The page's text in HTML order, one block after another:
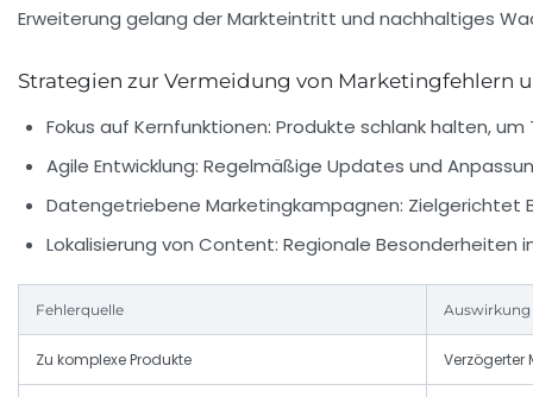
Erweiterung gelang der Markteintritt und nachhaltiges
Strategien zur Vermeidung von
Fokus auf Kernfunktionen: Produkte schlank halten,
Agile Entwicklung: Regelmäßige Updates und
Datengetriebene Marketingkampagnen: Zielgerichtet
Lokalisierung von Content: Regionale Besonderheiten
Fehlerquelle Auswirkung
Zu komplexe Produkte Verzögerter